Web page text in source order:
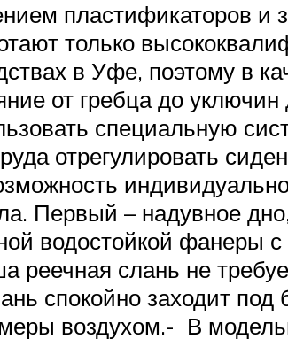
пластификаторов и
только
в Уфе, поэтому в
от гребца до
специальную
отрегулировать
Первый – надувное
водостойкой
слань не
спокойно заходит
воздухом.- В